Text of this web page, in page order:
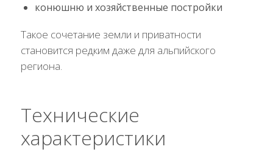
конюшню и хозяйственные постройки
Такое сочетание земли и приватности
становится редким даже для альпийского
региона.
Технические
характеристики